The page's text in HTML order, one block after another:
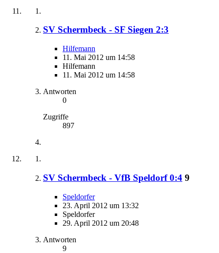
SV Schermbeck - SF Siegen 2:3
Hilfemann
11. Mai 2012 um 14:58
Hilfemann
11. Mai 2012 um 14:58
Antworten
0
Zugriffe
897
SV Schermbeck - VfB Speldorf 0:4 9
Speldorfer
23. April 2012 um 13:32
Speldorfer
29. April 2012 um 20:48
Antworten
9